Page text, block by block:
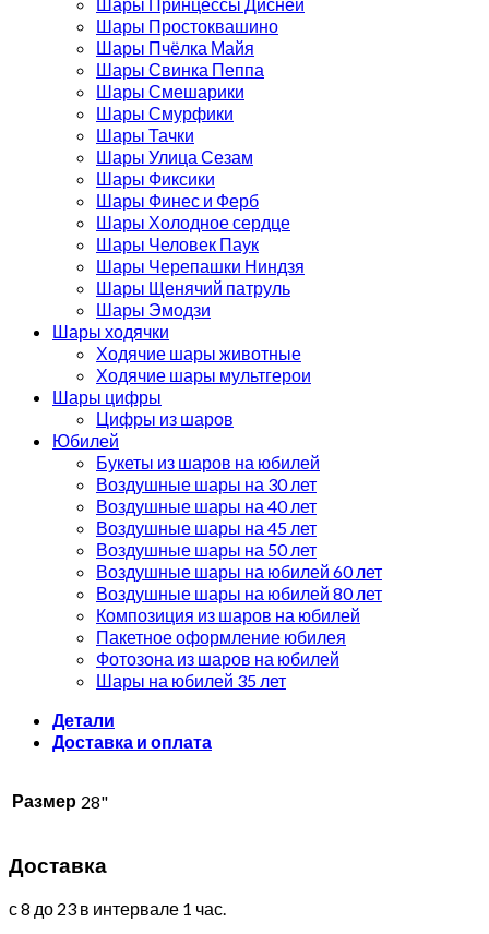
Шары Простоквашино
Шары Пчёлка Майя
Шары Свинка Пеппа
Шары Смешарики
Шары Смурфики
Шары Тачки
Шары Улица Сезам
Шары Фиксики
Шары Финес и Ферб
Шары Холодное сердце
Шары Человек Паук
Шары Черепашки Ниндзя
Шары Щенячий патруль
Шары Эмодзи
Шары ходячки
Ходячие шары животные
Ходячие шары мультгерои
Шары цифры
Цифры из шаров
Юбилей
Букеты из шаров на юбилей
Воздушные шары на 30 лет
Воздушные шары на 40 лет
Воздушные шары на 45 лет
Воздушные шары на 50 лет
Воздушные шары на юбилей 60 лет
Воздушные шары на юбилей 80 лет
Композиция из шаров на юбилей
Пакетное оформление юбилея
Фотозона из шаров на юбилей
Шары на юбилей 35 лет
Детали
Доставка и оплата
Размер 28"
Доставка
с 8 до 23 в интервале 1 час.